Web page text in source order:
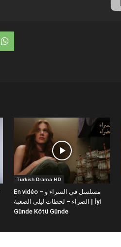
Turkish Drama HD
En vidéo – مسلسل في السراء و
الضراء – لحظات ليلى الصعبة | İyi
Günde Kötü Günde